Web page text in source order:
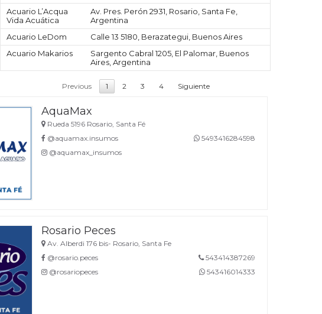
Acuario L’Acqua
Vida Acuática
Av. Pres. Perón 2931, Rosario, Santa Fe,
Argentina
Acuario LeDom
Calle 13 5180, Berazategui, Buenos Aires
Acuario Makarios
Sargento Cabral 1205, El Palomar, Buenos
Aires, Argentina
Previous 1 2 3 4 Siguiente
AquaMax
Rueda 5196 Rosario, Santa Fé
@aquamax.insumos
@aquamax_insumos
5493416284598
Rosario Peces
Av. Alberdi 176 bis- Rosario, Santa Fe
@rosario.peces
@rosariopeces
543414387269
543416014333